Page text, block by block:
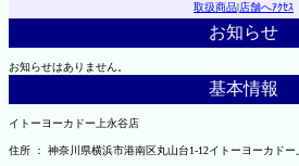
取扱商品|店舗へｱｸｾｽ
お知らせ
お知らせはありません。
基本情報
イトーヨーカドー上永谷店
住所 ： 神奈川県横浜市港南区丸山台1-12イトーヨーカドー